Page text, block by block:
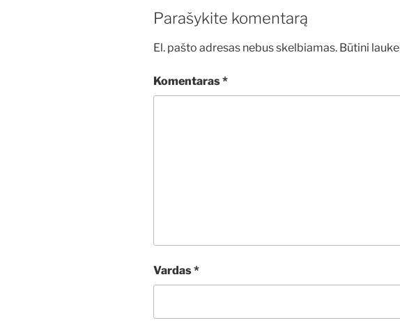
Parašykite komentarą
El. pašto adresas nebus skelbiamas. Būtini
Komentaras*
Vardas*